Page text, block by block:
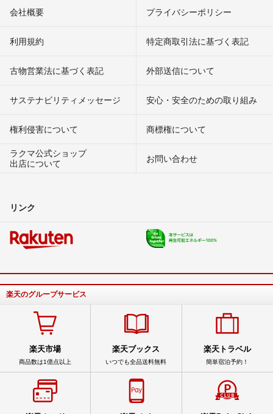
会社概要 プライバシーポリシー
利用規約 特定商取引法に基づく表記
古物営業法に基づく表記 外部送信について
サステナビリティメッセージ 安心・安全のための取り組み
権利侵害について
商標権について
ラクマ公式ショップ
出店について
お問い合わせ
リンク
楽天のグループサービス
楽天市場
商品数は1億点以上
楽天ブックス
いつでも全品送料無料
楽天トラベル
簡単宿泊予約！